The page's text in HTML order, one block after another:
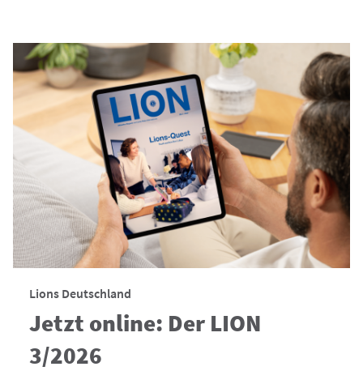
Lions Deutschland
Jetzt online: Der LION
3/2026